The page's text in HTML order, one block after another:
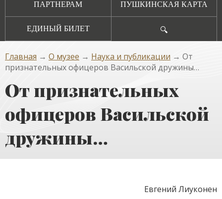
ПАРТНЕРАМ ПУШКИНСКАЯ КАРТА
ЕДИНЫЙ БИЛЕТ 🔍
Главная → О музее → Наука и публикации → От
признательных офицеров Васильской дружины…
От признательных
офицеров Васильской
дружины…
Евгений Лиуконен